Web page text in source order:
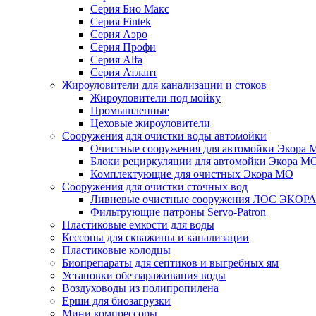
Серия Био Макс
Серия Fintek
Серия Аэро
Серия Профи
Серия Alfa
Серия Атлант
Жироуловители для канализации и стоков
Жироуловители под мойку
Промышленные
Цеховые жироуловители
Сооружения для очистки воды автомойки
Очистные сооружения для автомойки Экора
Блоки рециркуляции для автомойки Экора
Комплектующие для очистных Экора МО
Сооружения для очистки сточных вод
Ливневые очистные сооружения ЛОС ЭКОРА
Фильтрующие патроны Servo-Patron
Пластиковые емкости для воды
Кессоны для скважины и канализации
Пластиковые колодцы
Биопрепараты для септиков и выгребных ям
Установки обеззараживания воды
Воздуховоды из полипропилена
Ерши для биозагрузки
Мини компрессоры